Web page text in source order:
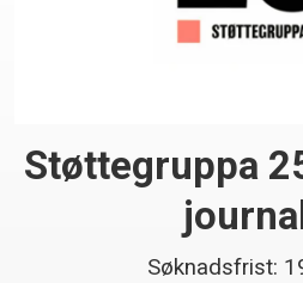
Støttegruppa
Søknadsfrist: